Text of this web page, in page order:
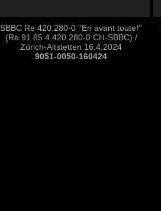
SBBC Re 420.280-0 ''En avant toute!''
(Re 91 85 4 420 280-0 CH-SBBC) /
Zürich-Altstetten 16.4.2024
9051-0050-160424